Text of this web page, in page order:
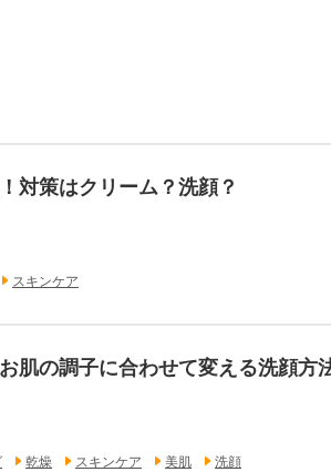
対策はクリーム？洗顔？
スキンケア
肌の調子に合わせて変える洗顔方
乾燥 スキンケア 美肌 洗顔